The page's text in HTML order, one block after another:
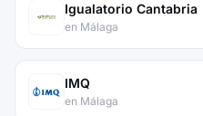
Igualatorio Cantabria
en Málaga
IMQ
en Málaga